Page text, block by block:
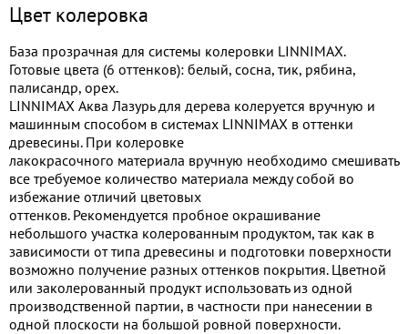
Цвет колеровка
База прозрачная для системы колеровки LINNIMAX.
Готовые цвета (6 оттенков): белый, сосна, тик, рябина,
палисандр, орех.
LINNIMAX Аква Лазурь для дерева колеруется вручную и
машинным способом в системах LINNIMAX в оттенки
древесины. При колеровке
лакокрасочного материала вручную необходимо смешивать
все требуемое количество материала между собой во
избежание отличий цветовых
оттенков. Рекомендуется пробное окрашивание
небольшого участка колерованным продуктом, так как в
зависимости от типа древесины и подготовки поверхности
возможно получение разных оттенков покрытия. Цветной
или заколерованный продукт использовать из одной
производственной партии, в частности при нанесении в
одной плоскости на большой ровной поверхности.